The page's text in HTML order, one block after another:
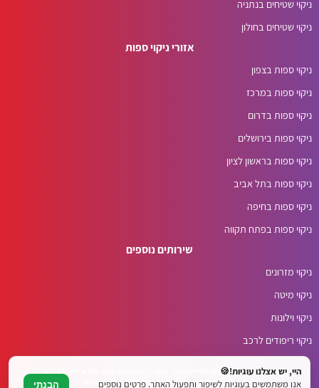
ניקוי שטיחים בנתניה
ניקוי שטיחים בחולון
אזורי ניקוי ספות
ניקוי ספות בצפון
ניקוי ספות במרכז
ניקוי ספות בדרום
ניקוי ספות בירושלים
ניקוי ספות בראשון לציון
ניקוי ספות בתל אביב
ניקוי ספות בחיפה
ניקוי ספות בפתח תקווה
שירותים נוספים
ניקוי מזרונים
ניקוי מיטה
ניקוי וילונות
ניקוי ריפודים לרכב
top.carpets.co.il@gmail.com | טלפון: 077-6049644
היי, יש אצלנו עוגיות!🍪
אנו משתמשים בעוגיות לשיפור ותפעול האתר. פרטים נוספים
הבנתי